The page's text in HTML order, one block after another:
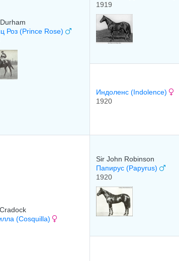
Роз (Prince Rose)
1919
Индоленс (Indolence)
1920
(Cosquilla)
Sir John Robinson
Папирус (Papyrus)
1920